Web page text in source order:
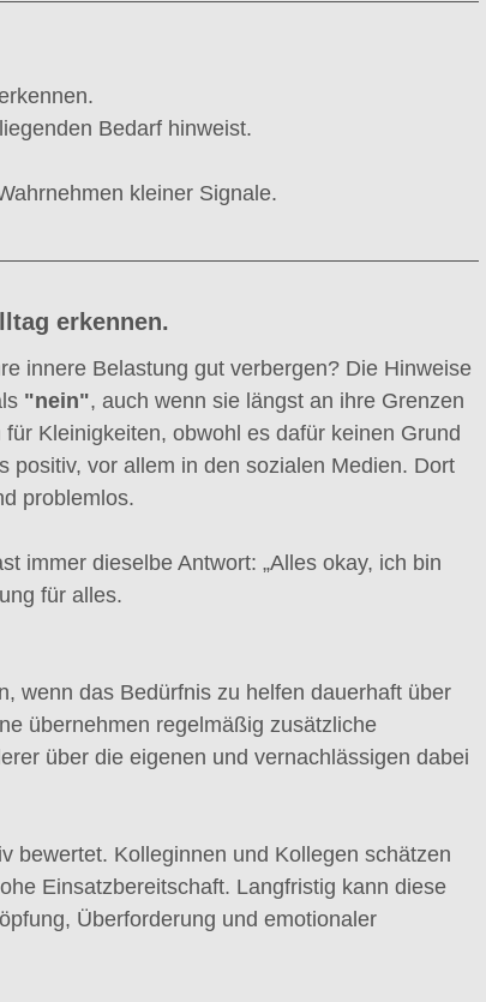
Bedarf hinweist.
kleiner Signale.
erkennen.
innere Belastung gut verbergen? Die Hinweise
"nein", auch wenn sie längst an ihre Grenzen
Kleinigkeiten, obwohl es dafür keinen Grund
positiv, vor allem in den sozialen Medien. Dort
problemlos.
immer dieselbe Antwort: „Alles okay, ich bin
für alles.
wenn das Bedürfnis zu helfen dauerhaft über
übernehmen regelmäßig zusätzliche
über die eigenen und vernachlässigen dabei
bewertet. Kolleginnen und Kollegen schätzen
Einsatzbereitschaft. Langfristig kann diese
Überforderung und emotionaler